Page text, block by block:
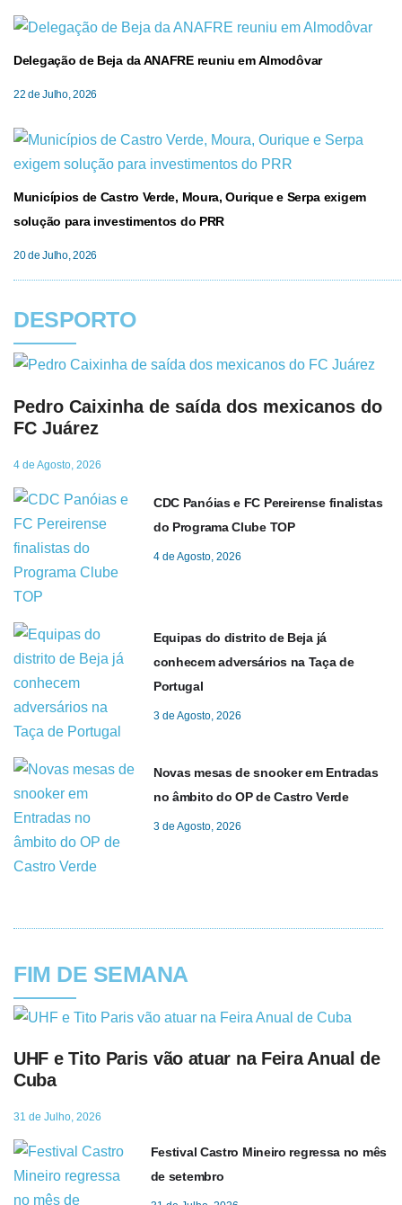
Delegação de Beja da ANAFRE reuniu em Almodôvar
22 de Julho, 2026
Municípios de Castro Verde, Moura, Ourique e Serpa exigem
solução para investimentos do PRR
20 de Julho, 2026
DESPORTO
Pedro Caixinha de saída dos mexicanos do
FC Juárez
4 de Agosto, 2026
CDC Panóias e FC Pereirense finalistas
do Programa Clube TOP
4 de Agosto, 2026
Equipas do distrito de Beja já
conhecem adversários na Taça de
Portugal
3 de Agosto, 2026
Novas mesas de snooker em Entradas
no âmbito do OP de Castro Verde
3 de Agosto, 2026
FIM DE SEMANA
UHF e Tito Paris vão atuar na Feira Anual de
Cuba
31 de Julho, 2026
Festival Castro Mineiro regressa no mês
de setembro